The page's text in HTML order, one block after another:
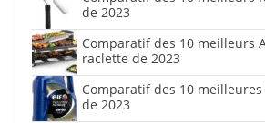
de 2023
Comparatif des 10 meilleurs
raclette de 2023
Comparatif des 10
de 2023